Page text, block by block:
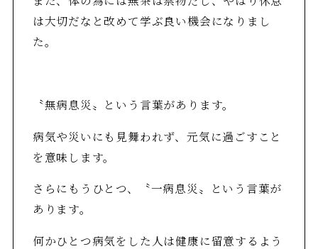
は大切だなと改めて学ぶ良い機会になりまし
た。
〝無病息災〟という言葉があります。
病気や災いにも見舞われず、元気に過ごすこと
を意味します。
さらにもうひとつ、〝一病息災〟という言葉が
あります。
何かひとつ病気をした人は健康に留意するよう